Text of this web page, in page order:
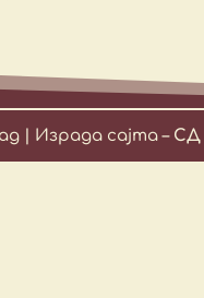
| Израда сајта – СД